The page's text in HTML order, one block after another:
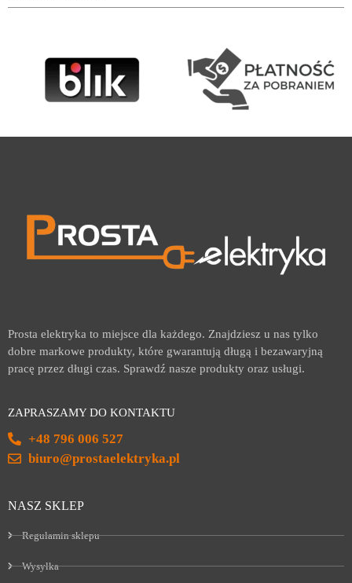
Prosta elektryka to miejsce dla każdego. Znajdziesz u nas tylko
dobre markowe produkty, które gwarantują długą i bezawaryjną
pracę przez długi czas. Sprawdź nasze produkty oraz usługi.
ZAPRASZAMY DO KONTAKTU
+48 796 006 527
biuro@prostaelektryka.pl
NASZ SKLEP
Regulamin sklepu
Wysyłka